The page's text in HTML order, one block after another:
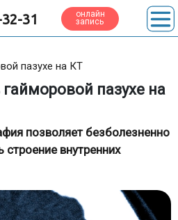
31 онлайн
запись
пазухе на КТ
гайморовой пазухе на
позволяет безболезненно
строение внутренних